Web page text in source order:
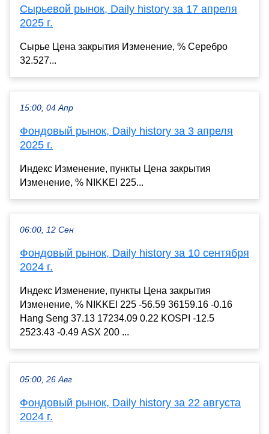
Сырьевой рынок, Daily history за 17 апреля
2025 г.
Сырье Цена закрытия Изменение, % Серебро
32.527...
15:00, 04 Апр
Фондовый рынок, Daily history за 3 апреля
2025 г.
Индекс Изменение, пункты Цена закрытия
Изменение, % NIKKEI 225...
06:00, 12 Сен
Фондовый рынок, Daily history за 10 сентября
2024 г.
Индекс Изменение, пункты Цена закрытия
Изменение, % NIKKEI 225 -56.59 36159.16 -0.16
Hang Seng 37.13 17234.09 0.22 KOSPI -12.5
2523.43 -0.49 ASX 200 ...
05:00, 26 Авг
Фондовый рынок, Daily history за 22 августа
2024 г.